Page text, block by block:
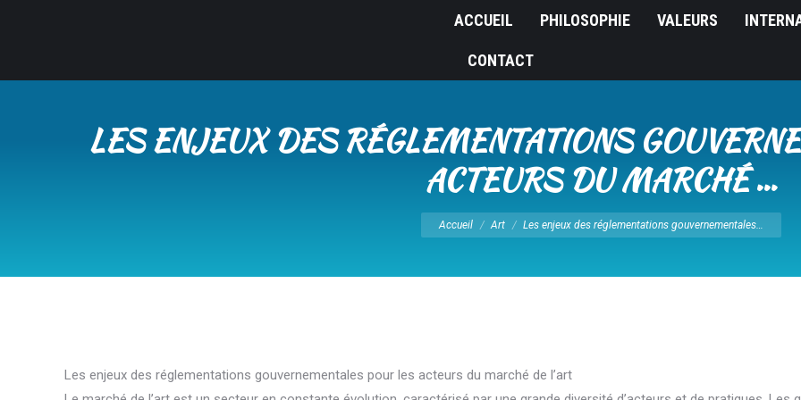
ACCUEIL PHILOSOPHIE VALEURS
CONTACT
LES ENJEUX DES RÉGLEMENTATIONS
ACTEURS DU MARCHÉ …
Vous êtes ici :
Accueil Art Les enjeux des réglementations gouvernementales…
Les enjeux des réglementations gouvernementales pour les acteurs du marché de l’art